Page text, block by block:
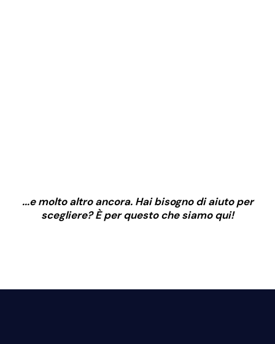
...e molto altro ancora. Hai bisogno di aiuto per
scegliere? È per questo che siamo qui!